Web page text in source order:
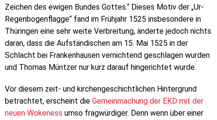
Zeichen des ewigen Bundes Gottes.“ Dieses Motiv der „Ur-
Regenbogenflagge“ fand im Frühjahr 1525 insbesondere in
Thüringen eine sehr weite Verbreitung, änderte jedoch nichts
daran, dass die Aufständischen am 15. Mai 1525 in der
Schlacht bei Frankenhausen vernichtend geschlagen wurden
und Thomas Müntzer nur kurz darauf hingerichtet wurde.
Vor diesem zeit- und kirchengeschichtlichen Hintergrund
betrachtet, erscheint die Gemeinmachung der EKD mit der
neuen Wokeness umso fragwürdiger. Denn wenn über einer